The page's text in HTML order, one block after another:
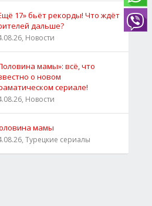
17» бьёт рекорды! Что ждёт
дальше?
Новости
мамы»: всё, что
о новом
сериале!
Новости
мамы
Турецкие сериалы